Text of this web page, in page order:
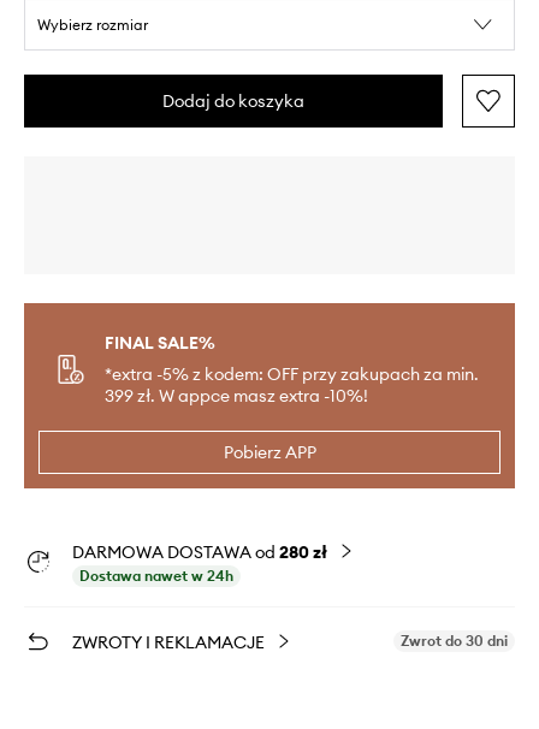
Wybierz rozmiar
Dodaj do koszyka
FINAL SALE%
*extra -5% z kodem: OFF przy zakupach za min.
399 zł. W appce masz extra -10%!
Pobierz APP
DARMOWA DOSTAWA od 280 zł
Dostawa nawet w 24h
ZWROTY I REKLAMACJE Zwrot do 30 dni